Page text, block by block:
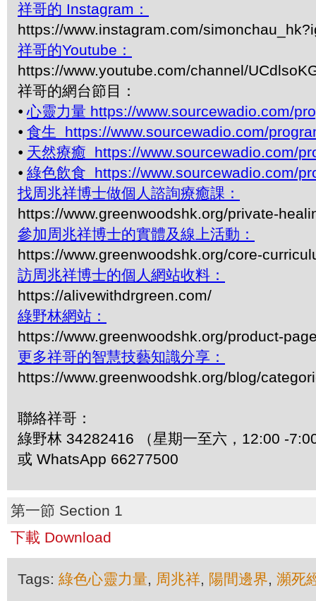
祥哥的 Instagram：
https://www.instagram.com/
祥哥的Youtube：
https://www.youtube.com/channel/
祥哥的網台節目：
⦁ 心靈力量 https://www.sourcewadio.com/
⦁ 食生 https://www.sourcewadio.com/
⦁ 天然療癒 https://www.sourcewadio.com/
⦁ 綠色飲食 https://www.sourcewadio.com/
找周兆祥博士做個人諮詢療癒課：
https://www.greenwoodshk.org/private-
參加周兆祥博士的實體及線上活動：
https://www.greenwoodshk.org/core-
訪周兆祥博士的個人網站收料：
https://alivewithdrgreen.com/
綠野林網站：
https://www.greenwoodshk.org/product-
更多祥哥的智慧技藝知識分享：
https://www.greenwoodshk.org/blog/
聯絡祥哥：
綠野林 34282416 （星期一至六，12:00 -
或 WhatsApp 66277500
第一節 Section 1
下載 Download
Tags: 綠色心靈力量, 周兆祥, 陽間邊界, 瀕死